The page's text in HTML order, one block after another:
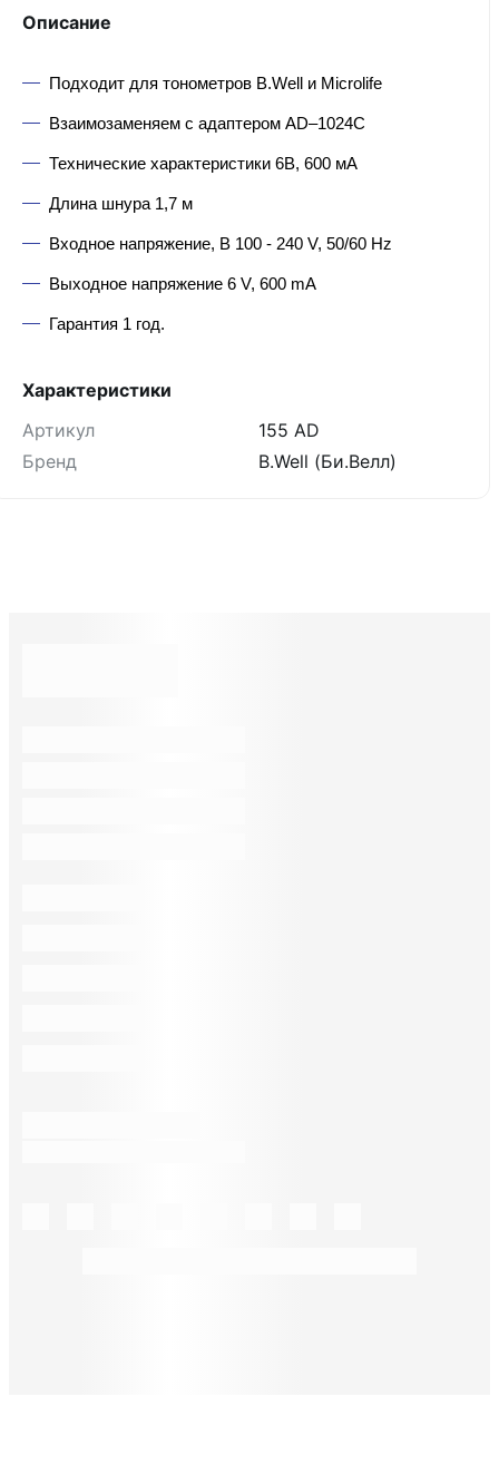
Описание
Подходит для тонометров B.Well и Microlife
Взаимозаменяем с адаптером AD–1024C
Технические характеристики 6В, 600 мА
Длина шнура 1,7 м
Входное напряжение, В 100 - 240 V, 50/60 Hz
Выходное напряжение 6 V, 600 mA
Гарантия 1 год.
Характеристики
Артикул
155 AD
Бренд
B.Well (Би.Велл)